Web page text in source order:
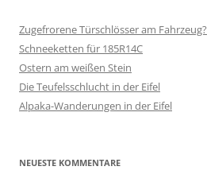
Zugefrorene Türschlösser am Fahrzeug?
Schneeketten für 185R14C
Ostern am weißen Stein
Die Teufelsschlucht in der Eifel
Alpaka-Wanderungen in der Eifel
NEUESTE KOMMENTARE